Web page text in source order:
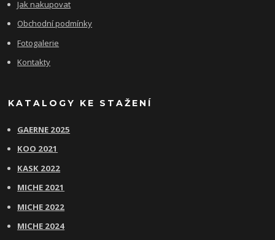
Jak nakupovat
Obchodní podmínky
Fotogalerie
Kontakty
KATALOGY KE STAŽENÍ
GAERNE 2025
KOO 2021
KASK 2022
MICHE 2021
MICHE 2022
MICHE 2024